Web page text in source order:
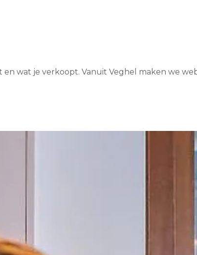
wat je verkoopt. Vanuit Veghel maken we